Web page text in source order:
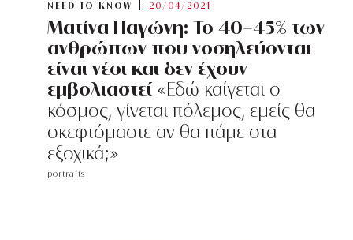
NEED TO KNOW 20/04/2021
Ματίνα Παγώνη: To 40-45% των
ανθρώπων που νοσηλεύονται
είναι νέοι και δεν έχουν
εμβολιαστεί«Εδώ καίγεται ο
κόσμος, γίνεται πόλεμος, εμείς θα
σκεφτόμαστε αν θα πάμε στα
εξοχικά;»
portraits